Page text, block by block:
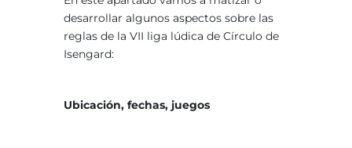
desarrollar algunos aspectos sobre las
reglas de la VII liga lúdica de Círculo de
Isengard:
Ubicación, fechas, juegos